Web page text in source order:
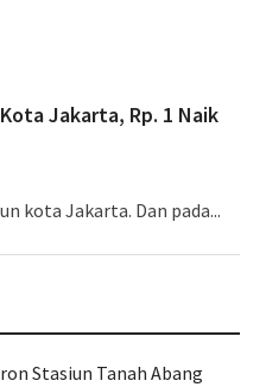
Jakarta, Rp. 1 Naik
kota Jakarta. Dan pada...
Stasiun Tanah Abang